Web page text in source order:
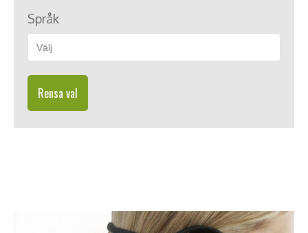
Språk
Rensa val